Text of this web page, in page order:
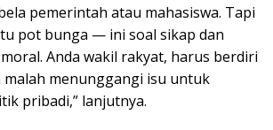
pemerintah atau mahasiswa. Tapi
pot bunga — ini soal sikap dan
Anda wakil rakyat, harus berdiri
menunggangi isu untuk
pribadi,” lanjutnya.